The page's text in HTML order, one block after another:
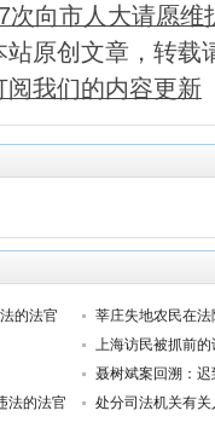
次向市人大请愿维
原创文章，转载
阅我们的内容更新
的法官
莘庄失地农民在
上海访民被抓前的
聂树斌案回溯：
法的法官
处分司法机关有